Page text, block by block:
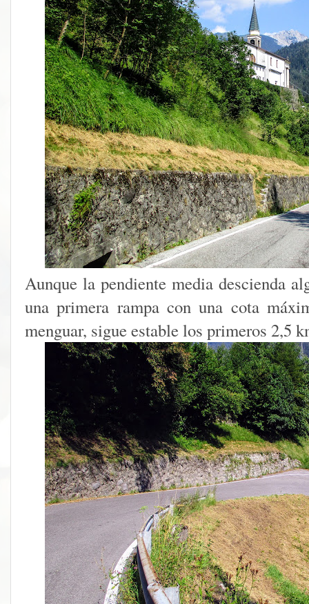
Aunque la pendiente media descienda
una primera rampa con una cota
menguar, sigue estable los primeros 2,5